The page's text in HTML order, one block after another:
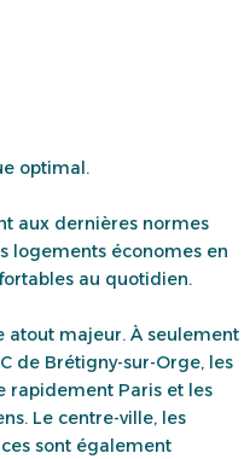
optimal.
aux dernières normes
logements économes en
au quotidien.
atout majeur. À seulement
de Brétigny-sur-Orge, les
rapidement Paris et les
Le centre-ville, les
sont également